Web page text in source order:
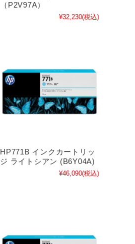
（P2V97A）
¥32,230(税込)
HP771B インクカートリッ
ジ ライトシアン (B6Y04A)
¥46,090(税込)